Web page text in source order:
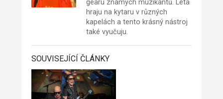
gearu známých muzikantů. Léta
hraju na kytaru v různých
kapelách a tento krásný nástroj
také vyučuju.
SOUVISEJÍCÍ ČLÁNKY